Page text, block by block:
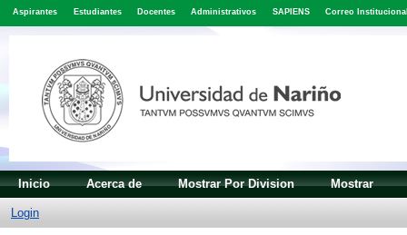
Aspirantes Estudiantes Docentes Administrativos SAPIENS Correo
Inicio Acerca de Mostrar Por Division Mostrar
Login